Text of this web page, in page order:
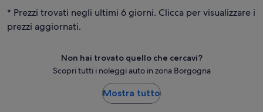
* Prezzi trovati negli ultimi 6 giorni. Clicca per visualizzare i
prezzi aggiornati.
Non hai trovato quello che cercavi?
Scopri tutti i noleggi auto in zona Borgogna
Mostra tutto